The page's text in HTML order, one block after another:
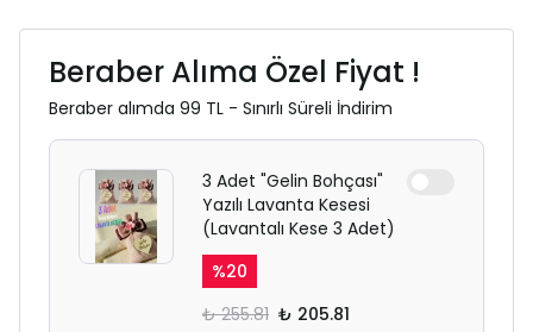
Beraber Alıma Özel Fiyat !
Beraber alımda 99 TL - Sınırlı Süreli İndirim
3 Adet "Gelin Bohçası"
Yazılı Lavanta Kesesi
(Lavantalı Kese 3 Adet)
%20
₺ 255.81 ₺ 205.81